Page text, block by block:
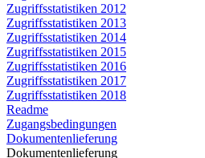
Zugriffsstatistiken 2012
Zugriffsstatistiken 2013
Zugriffsstatistiken 2014
Zugriffsstatistiken 2015
Zugriffsstatistiken 2016
Zugriffsstatistiken 2017
Zugriffsstatistiken 2018
Readme
Zugangsbedingungen
Dokumentenlieferung
Dokumentenlieferung